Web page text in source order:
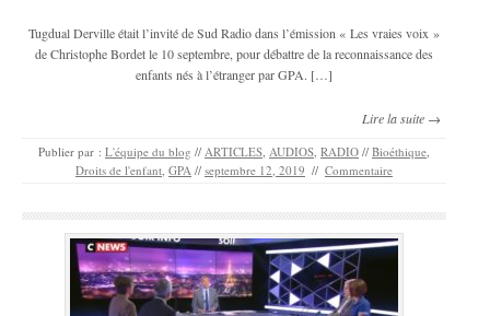
Tugdual Derville était l’invité de Sud Radio dans l’émission « Les vraies voix »
de Christophe Bordet le 10 septembre, pour débattre de la reconnaissance des
enfants nés à l’étranger par GPA. […]
Lire la suite →
Publier par : L'équipe du blog // ARTICLES AUDIOS RADIO // Bioéthique
Droits de l'enfant GPA // septembre 12, 2019 // Commentaire